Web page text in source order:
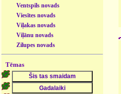
Ventspils novads
Viesītes novads
Viļakas novads
Viļānu novads
Zilupes novads
Tēmas